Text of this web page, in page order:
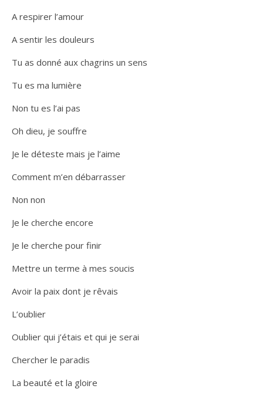
A respirer l’amour
A sentir les douleurs
Tu as donné aux chagrins un sens
Tu es ma lumière
Non tu es l’ai pas
Oh dieu, je souffre
Je le déteste mais je l’aime
Comment m’en débarrasser
Non non
Je le cherche encore
Je le cherche pour finir
Mettre un terme à mes soucis
Avoir la paix dont je rêvais
L’oublier
Oublier qui j’étais et qui je serai
Chercher le paradis
La beauté et la gloire